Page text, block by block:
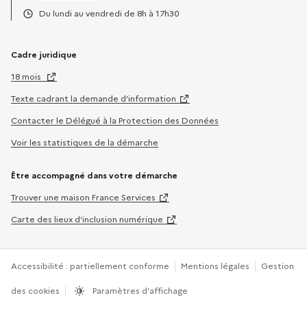
Téléphone :
Du lundi au vendredi de 8h à 17h30
Cadre juridique
18 mois
Texte cadrant la demande d’information
Contacter le Délégué à la Protection des Données
Voir les statistiques de la démarche
Être accompagné dans votre démarche
Trouver une maison France Services
Carte des lieux d’inclusion numérique
Accessibilité : partiellement conforme Mentions légales Gestion
des cookies Paramètres d’affichage